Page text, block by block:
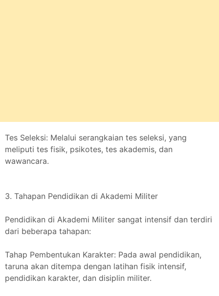
Tes Seleksi: Melalui serangkaian tes seleksi, yang
meliputi tes fisik, psikotes, tes akademis, dan
wawancara.
3. Tahapan Pendidikan di Akademi Militer
Pendidikan di Akademi Militer sangat intensif dan terdiri
dari beberapa tahapan:
Tahap Pembentukan Karakter: Pada awal pendidikan,
taruna akan ditempa dengan latihan fisik intensif,
pendidikan karakter, dan disiplin militer.